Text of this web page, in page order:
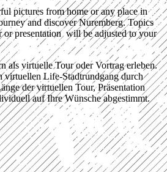
pictures from home or any place in
and discover Nuremberg. Topics
or presentation will be adjusted to your
als virtuelle Tour oder Vortrag erleben.
virtuellen Life-Stadtrundgang durch
der virtuellen Tour, Präsentation
auf Ihre Wünsche abgestimmt.